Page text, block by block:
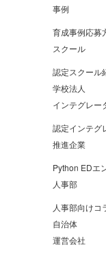
事例
育成事例応募
スクール
認定スクール
学校法人
インテグレー
認定インテグ
推進企業
Python EDエ
人事部
人事部向けコ
自治体
運営会社